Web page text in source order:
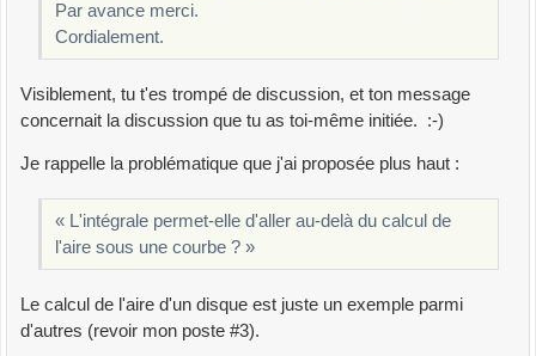
Par avance merci.
Cordialement.
Visiblement, tu t'es trompé de discussion, et ton message
concernait la discussion que tu as toi-même initiée. :-)
Je rappelle la problématique que j'ai proposée plus haut :
« L'intégrale permet-elle d'aller au-delà du calcul de
l'aire sous une courbe ? »
Le calcul de l'aire d'un disque est juste un exemple parmi
d'autres (revoir mon poste #3).